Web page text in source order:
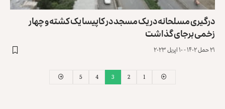
درگیری مسلحانه در یک مسجد در کاپیسا یک کشته و چهار
زخمی برجای گذاشت
۲۱ حمل ۱۴۰۲ - ۱۰ اپریل ۲۰۲۳
1
2
3
4
5